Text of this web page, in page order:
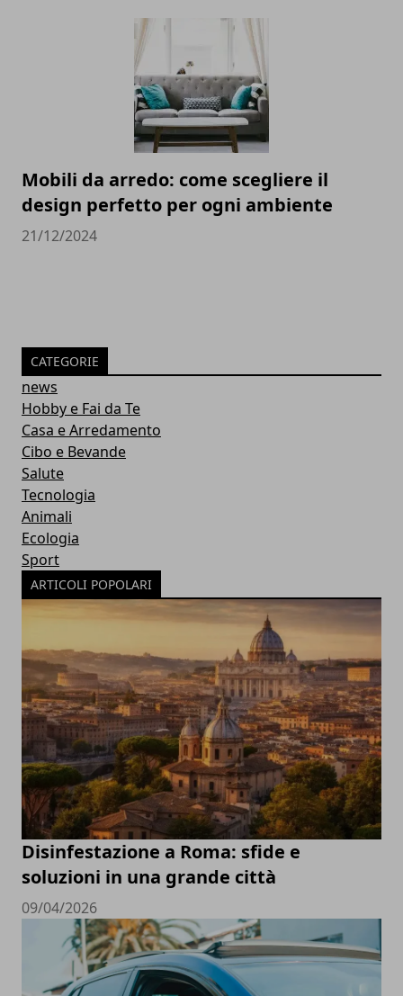
Mobili da arredo: come scegliere il
design perfetto per ogni ambiente
21/12/2024
CATEGORIE
news
Hobby e Fai da Te
Casa e Arredamento
Cibo e Bevande
Salute
Tecnologia
Animali
Ecologia
Sport
ARTICOLI POPOLARI
Disinfestazione a Roma: sfide e
soluzioni in una grande città
09/04/2026